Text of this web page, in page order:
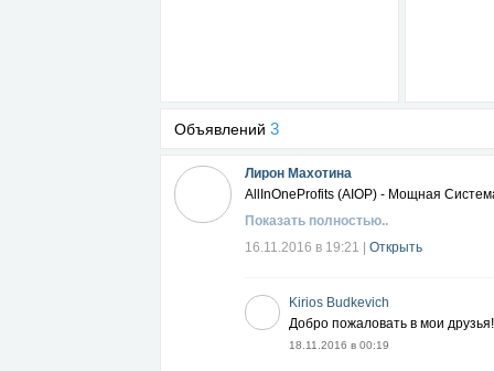
Объявлений 3
Лирон Махотина
AllInOneProfits (AIOP) - Мощная
Показать полностью..
16.11.2016 в 19:21
Открыть
Kirios Budkevich
Добро пожаловать в мои друзья!
18.11.2016 в 00:19